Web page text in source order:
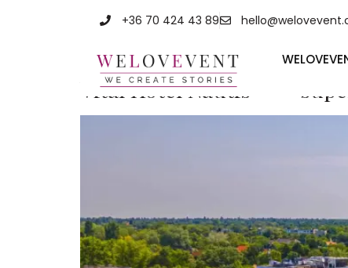
+36 70 424 43 89
Címke:400
Vital Hotel Nautis****